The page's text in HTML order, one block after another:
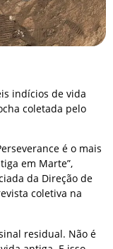
indícios de vida
coletada pelo
é o mais
em Marte”,
da Direção de
coletiva na
residual. Não é